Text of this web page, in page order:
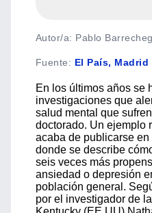
Autor/a: Pablo
Fuente: El País, Madrid
En los últimos años se
investigaciones que
salud mental que
doctorado. Un ejemplo
acaba de publicarse en
donde se describe
seis veces más
ansiedad o depresión
población general.
por el investigador de